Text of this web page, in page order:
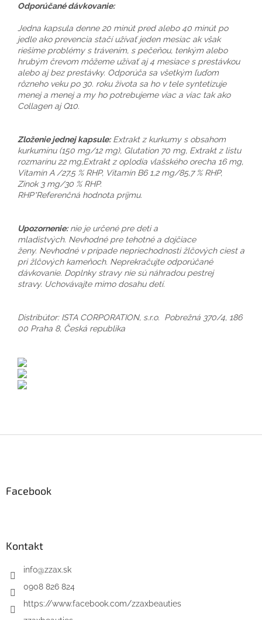
Odporúčané dávkovanie:
Jedna kapsula denne 20 minút pred alebo 40 minút po
jedle ako prevencia stačí užívať jeden mesiac ak však
riešime problémy s trávením, s pečeňou, tenkým alebo
hrubým črevom môžeme užívať aj 4 mesiace s prestávkou
alebo aj bez prestávky. Odporúča sa všetkým ľuďom
rôzneho veku po 30. roku života sa ho v tele syntetizuje
menej a menej a my ho potrebujeme viac a viac tak ako
Collagen aj Q10.
Zloženie jednej kapsule:Extrakt z kurkumy s obsahom
kurkumínu (150 mg/12 mg), Glutation 70 mg, Extrakt z listu
rozmarínu 22 mg,Extrakt z oplodia vlašského orecha 16 mg,
Vitamín A /27,5 % RHP, Vitamín B6 1,2 mg/85,7 % RHP,
Zinok 3 mg/30 % RHP.
RHP*Referenčná hodnota príjmu.
Upozornenie:nie je určené pre deti a
mladistvých. Nevhodné pre tehotné a dojčiace
ženy. Nevhodné v prípade nepriechodnosti žlčových ciest a
pri žlčových kameňoch. Neprekračujte odporúčané
dávkovanie. Doplnky stravy nie sú náhradou pestrej
stravy. Uchovávajte mimo dosahu detí.
Distribútor: ISTA CORPORATION, s.r.o. Pobrežná 370/4, 186
00 Praha 8, Česká republika
Facebook
Kontakt
info@zzax.sk
0908 826 824
https://www.facebook.com/zzaxbeauties